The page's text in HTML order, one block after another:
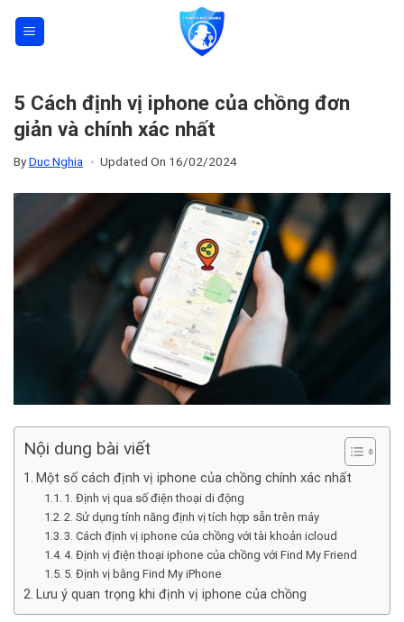
5 Cách định vị iphone của chồng đơn
giản và chính xác nhất
ByDuc Nghia Updated On 16/02/2024
Nội dung bài viết
Một số cách định vị iphone của chồng chính xác nhất
1. Định vị qua số điện thoại di động
2. Sử dụng tính năng định vị tích hợp sẵn trên máy
3. Cách định vị iphone của chồng với tài khoản icloud
4. Định vị điện thoại iphone của chồng với Find My Friend
5. Định vị bằng Find My iPhone
Lưu ý quan trọng khi định vị iphone của chồng